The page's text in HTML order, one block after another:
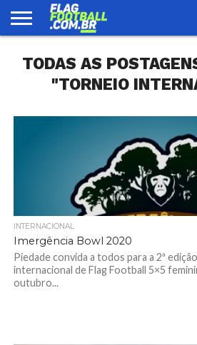
FOOTBALL
ENCONTRE
UMA
EQUIPE
SELEÇÃO
BRASILEIRA
LOJA
TODAS AS
"TORNEIO
INTERNACIONAL
Imergência Bowl 2020
Piedade convida a todos para a 2ª
internacional de Flag Football 5×5
outubro...